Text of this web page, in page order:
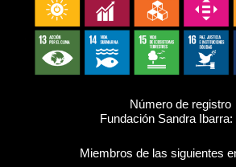
Número de registro
Fundación Sandra Ibarra:
Miembros de las siguientes